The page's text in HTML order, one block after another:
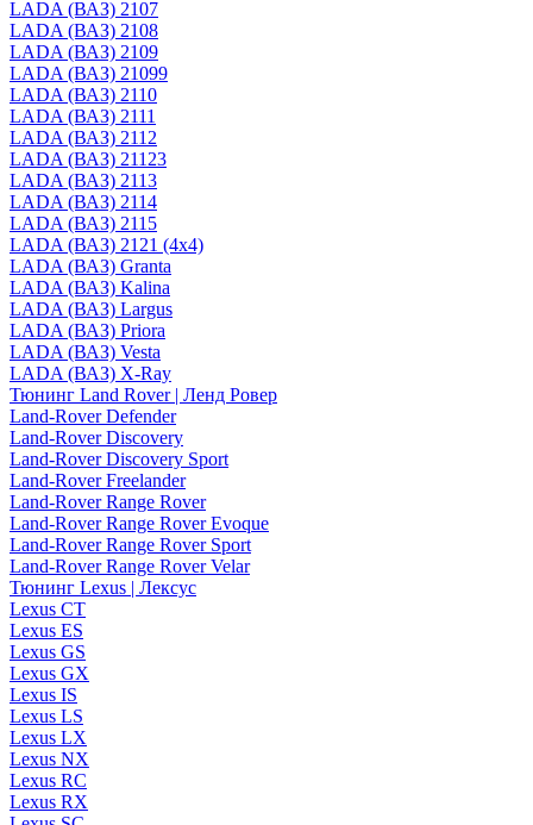
LADA (ВАЗ) 2107
LADA (ВАЗ) 2108
LADA (ВАЗ) 2109
LADA (ВАЗ) 21099
LADA (ВАЗ) 2110
LADA (ВАЗ) 2111
LADA (ВАЗ) 2112
LADA (ВАЗ) 21123
LADA (ВАЗ) 2113
LADA (ВАЗ) 2114
LADA (ВАЗ) 2115
LADA (ВАЗ) 2121 (4x4)
LADA (ВАЗ) Granta
LADA (ВАЗ) Kalina
LADA (ВАЗ) Largus
LADA (ВАЗ) Priora
LADA (ВАЗ) Vesta
LADA (ВАЗ) X-Ray
Тюнинг Land Rover | Ленд Ровер
Land-Rover Defender
Land-Rover Discovery
Land-Rover Discovery Sport
Land-Rover Freelander
Land-Rover Range Rover
Land-Rover Range Rover Evoque
Land-Rover Range Rover Sport
Land-Rover Range Rover Velar
Тюнинг Lexus | Лексус
Lexus CT
Lexus ES
Lexus GS
Lexus GX
Lexus IS
Lexus LS
Lexus LX
Lexus NX
Lexus RC
Lexus RX